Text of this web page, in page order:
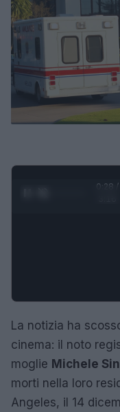
0:29 /
La notizia ha
cinema: il noto
moglie Michele
morti nella loro
Angeles, il 14